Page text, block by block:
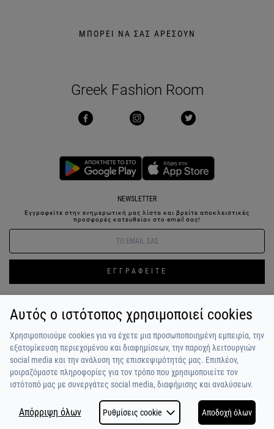
ΜΠΟΡΕΙ ΝΑ ΣΑΣ ΑΡΕΣΟΥΝ
Greek Fashion Room
NEWSLETTER
Εγγραφείτε στην ενημερωτική μας λίστα και βρείτε αποκλειστικές
προσφορές κατευθείαν στο email σας!
ΕΓΓΡΑΦΕΙΤΕ
ΣΥΝΔΕΣΗ / ΕΓΓΡΑΦΗ ΑΓΑΠΗΜΕΝΑ ΕΠΙΚΟΙΝΩΝΙΑ
ΟΡΟΙ ΧΡΗΣΗΣ
ΠΟΙΟΙ ΕΙΜΑΣΤΕ
ΠΛΗΡΩΜΗ / ΑΠΟΣΤΟΛΗ
ΠΟΛΙΤΙΚΗ ΑΠΟΡΡΗΤΟΥ
Η ΟΜΑΔΑ
ΣΧΟΛΙΑ
ΠΕΛΑΤΩΝ
MADE BY NETSTUDIO
Αυτός ο ιστότοπος χρησιμοποιεί cookies
Χρησιμοποιούμε cookies για να έχετε μια προσωποποιημένη εμπειρία, την
εξατομίκευση περιεχομένου και διαφημίσεων, την παροχή λειτουργιών
social media και την ανάλυση της επισκεψιμότητάς μας. Επιπλέον,
μοιραζόμαστε πληροφορίες για τον τρόπο που χρησιμοποιείτε τον
ιστότοπό μας με συνεργάτες social media, διαφήμισης και αναλύσεων.
Απόρριψη όλων Ρυθμίσεις cookie Αποδοχή όλων